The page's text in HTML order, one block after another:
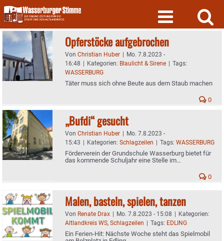
Skip
to
content
Opferstöcke aufgebrochen
Von Christian Huber | Mo. 7.8.2023 -
16:48 | Kategorien: Blaulicht & Sirene | Tags:
WASSERBURG
Täter muss sich ohne Beute aus dem Staub machen
0
„Bufdi“ gesucht
Von Christian Huber | Mo. 7.8.2023 -
15:43 | Kategorien: Schlagzeilen | Tags: WASSERBURG
Förderverein der Grundschule Wasserburg bietet für
das kommende Schuljahr eine Stelle im
0
Malen, basteln, spielen, tanzen
Von Renate Drax | Mo. 7.8.2023 - 15:08 | Kategorien:
Altlandkreis WS, Schlagzeilen | Tags: EDLING
Ein Ferien-Hit: Nächste Woche steht das Spielmobil